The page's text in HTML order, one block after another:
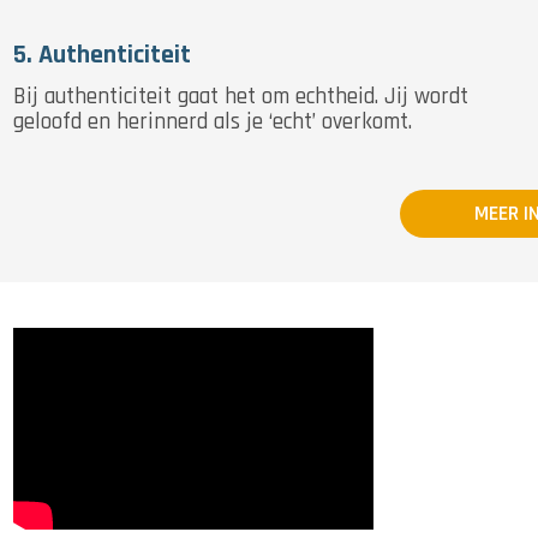
5. Authenticiteit
Bij authenticiteit gaat het om echtheid. Jij wordt
geloofd en herinnerd als je ‘echt’ overkomt.
MEER